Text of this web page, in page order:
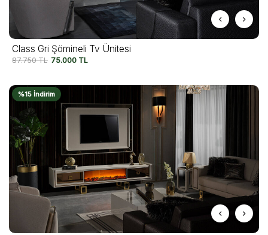
Class Gri Şömineli Tv Ünitesi
87.750TL 75.000 TL
%15 İndirim